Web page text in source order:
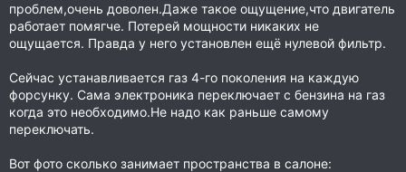
проблем,очень доволен.Даже такое ощущение,что двигатель
работает помягче. Потерей мощности никаких не
ощущается. Правда у него установлен ещё нулевой фильтр.
Сейчас устанавливается газ 4-го поколения на каждую
форсунку. Сама электроника переключает с бензина на газ
когда это необходимо.Не надо как раньше самому
переключать.
Вот фото сколько занимает пространства в салоне: